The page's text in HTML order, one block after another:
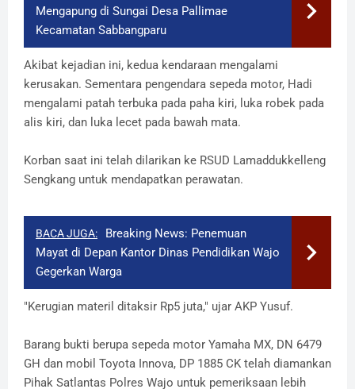
Mengapung di Sungai Desa Pallimae
Kecamatan Sabbangparu
Akibat kejadian ini, kedua kendaraan mengalami
kerusakan. Sementara pengendara sepeda motor, Hadi
mengalami patah terbuka pada paha kiri, luka robek pada
alis kiri, dan luka lecet pada bawah mata.
Korban saat ini telah dilarikan ke RSUD Lamaddukkelleng
Sengkang untuk mendapatkan perawatan.
BACA JUGA:
Breaking News: Penemuan
Mayat di Depan Kantor Dinas Pendidikan Wajo
Gegerkan Warga
"Kerugian materil ditaksir Rp5 juta," ujar AKP Yusuf.
Barang bukti berupa sepeda motor Yamaha MX, DN 6479
GH dan mobil Toyota Innova, DP 1885 CK telah diamankan
Pihak Satlantas Polres Wajo untuk pemeriksaan lebih